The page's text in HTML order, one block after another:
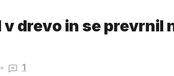
drevo in se prevrnil
1